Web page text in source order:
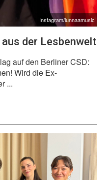
Instagram/lunnaamusic
der Lesbenwelt
auf den Berliner CSD:
Wird die Ex-
...